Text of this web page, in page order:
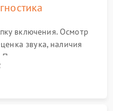
включения. Осмотр
звука, наличия
тестовых
симптомов поломки.